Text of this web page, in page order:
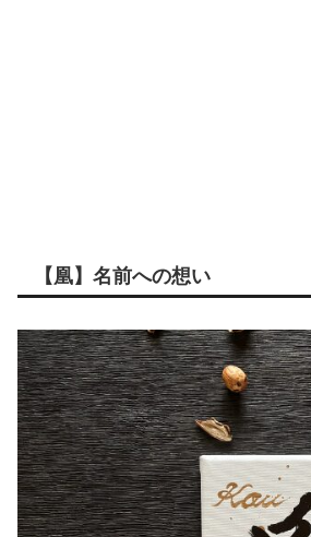
【凰】名前への想い